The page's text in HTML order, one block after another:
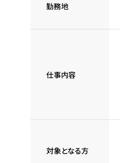
勤務地
仕事内容
対象となる方